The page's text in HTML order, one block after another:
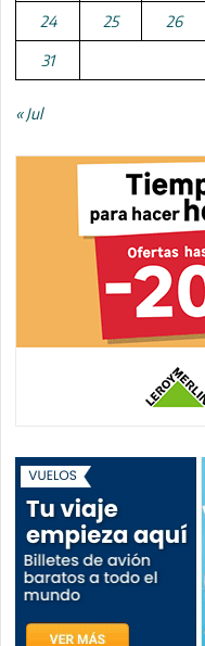
24 25 26
31
« Jul